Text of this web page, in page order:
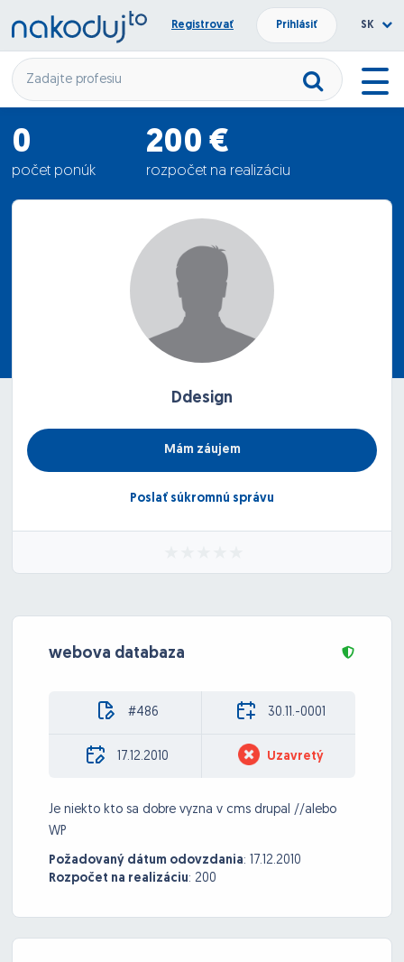
Registrovať Prihlásiť SK
0
počet ponúk
200 €
rozpočet na realizáciu
0 €
Ddesign
Mám záujem
Poslať súkromnú správu
webova databaza
#486 30.11.-0001
17.12.2010 Uzavretý
Je niekto kto sa dobre vyzna v cms drupal //alebo
WP
Požadovaný dátum odovzdania: 17.12.2010
Rozpočet na realizáciu: 200